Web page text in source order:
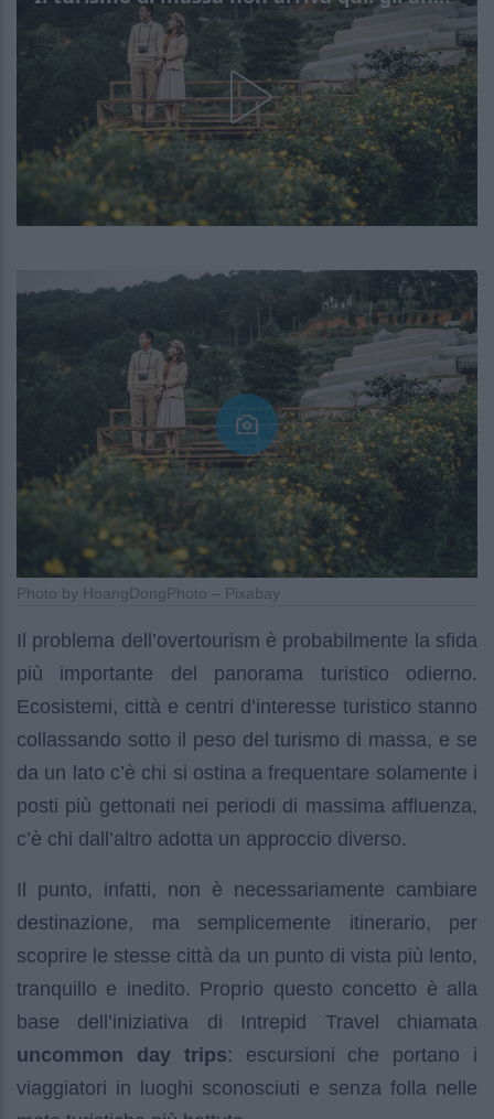
Photo by HoangDongPhoto – Pixabay
Il problema dell’overtourism è probabilmente la sfida
più importante del panorama turistico odierno.
Ecosistemi, città e centri d’interesse turistico stanno
collassando sotto il peso del turismo di massa, e se
da un lato c’è chi si ostina a frequentare solamente i
posti più gettonati nei periodi di massima affluenza,
c’è chi dall’altro adotta un approccio diverso.
Il punto, infatti, non è necessariamente cambiare
destinazione, ma semplicemente itinerario, per
scoprire le stesse città da un punto di vista più lento,
tranquillo e inedito. Proprio questo concetto è alla
base dell’iniziativa di Intrepid Travel chiamata
uncommon day trips: escursioni che portano i
viaggiatori in luoghi sconosciuti e senza folla nelle